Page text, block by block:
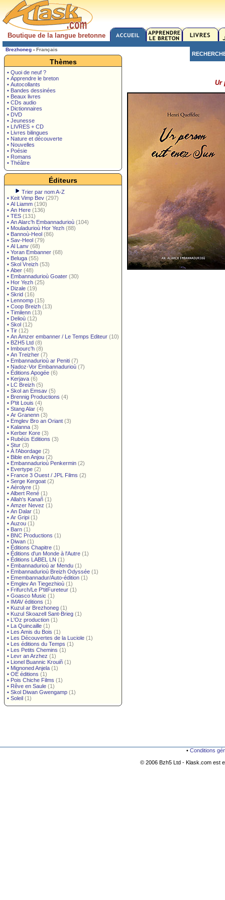
Boutique de la langue bretonne
Brezhoneg - Français
Thèmes
• Quoi de neuf ?
• Apprendre le breton
• Autocollants
• Bandes dessinées
• Beaux livres
• CDs audio
• Dictionnaires
• DVD
• Jeunesse
• LIVRES + CD
• Livres bilingues
• Nature et découverte
• Nouvelles
• Poésie
• Romans
• Théâtre
Éditeurs
Trier par nom A-Z
• Keit Vimp Bev (297)
• Al Liamm (190)
• An Here (136)
• TES (131)
• An Alarc'h Embannadurioù (104)
• Mouladurioù Hor Yezh (88)
• Bannoù-Heol (86)
• Sav-Heol (79)
• Al Lanv (68)
• Yoran Embanner (68)
• Beluga (55)
• Skol Vreizh (53)
• Aber (48)
• Embannadurioù Goater (30)
• Hor Yezh (25)
• Dizale (19)
• Skrid (16)
• Lennomp (15)
• Coop Breizh (13)
• Timilenn (13)
• Delioù (12)
• Skol (12)
• Tir (12)
• An Amzer embanner / Le Temps Editeur (10)
• BZH5 Ltd (8)
• Imbourc'h (8)
• An Treizher (7)
• Embannadurioù ar Peniti (7)
• Nadoz-Vor Embannadurioù (7)
• Éditions Apogée (6)
• Kerjava (6)
• LC Breizh (5)
• Skol an Emsav (5)
• Brennig Productions (4)
• P'tit Louis (4)
• Stang Alar (4)
• Ar Granenn (3)
• Emglev Bro an Oriant (3)
• Kalanna (3)
• Kerber Kore (3)
• Rubéüs Editions (3)
• Stur (3)
• À l'Abordage (2)
• Bible en Anjou (2)
• Embannadurioù Penkermin (2)
• Evertype (2)
• France 3 Ouest / JPL Films (2)
• Serge Kergoat (2)
• Aérolyre (1)
• Albert René (1)
• Allah's Kanañ (1)
• Amzer Nevez (1)
• An Dalar (1)
• Ar Gripi (1)
• Auzou (1)
• Barn (1)
• BNC Productions (1)
• Diwan (1)
• Éditions Chapitre (1)
• Éditions d'un Monde à l'Autre (1)
• Éditions LABEL LN (1)
• Embannadurioù ar Mendu (1)
• Embannadurioù Breizh Odyssée (1)
• Emembannadur/Auto-édition (1)
• Emglev An Tiegezhioù (1)
• Frifurch/Le P'titFureteur (1)
• Goasco Music (1)
• IMAV éditions (1)
• Kuzul ar Brezhoneg (1)
• Kuzul Skoazell Sant-Brieg (1)
• L'Oz production (1)
• La Quincaille (1)
• Les Amis du Bois (1)
• Les Découvertes de la Luciole (1)
• Les éditions du Temps (1)
• Les Petits Chemins (1)
• Levr an Arzhez (1)
• Lionel Buannic Krouiñ (1)
• Mignoned Anjela (1)
• OE éditions (1)
• Pois Chiche Films (1)
• Rêve en Saule (1)
• Skol Diwan Gwengamp (1)
• Soleil (1)
Ur
• Conditions
© 2006 Bzh5 Ltd - Klask.com est